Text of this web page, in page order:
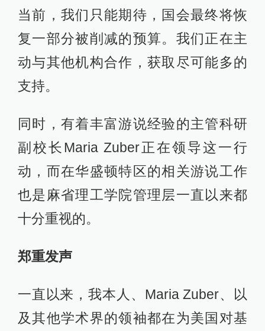
当前，我们只能期待，国会最终将恢
复一部分被削减的预算。我们正在主
动与其他机构合作，获取尽可能多的
支持。
同时，有着丰富游说经验的主管科研
副校长Maria Zuber正在领导这一行
动，而在华盛顿特区的相关游说工作
也是麻省理工学院管理层一直以来都
十分重视的。
郑重发声
一直以来，我本人、Maria Zuber、以
及其他学术界的领袖都在为美国对基